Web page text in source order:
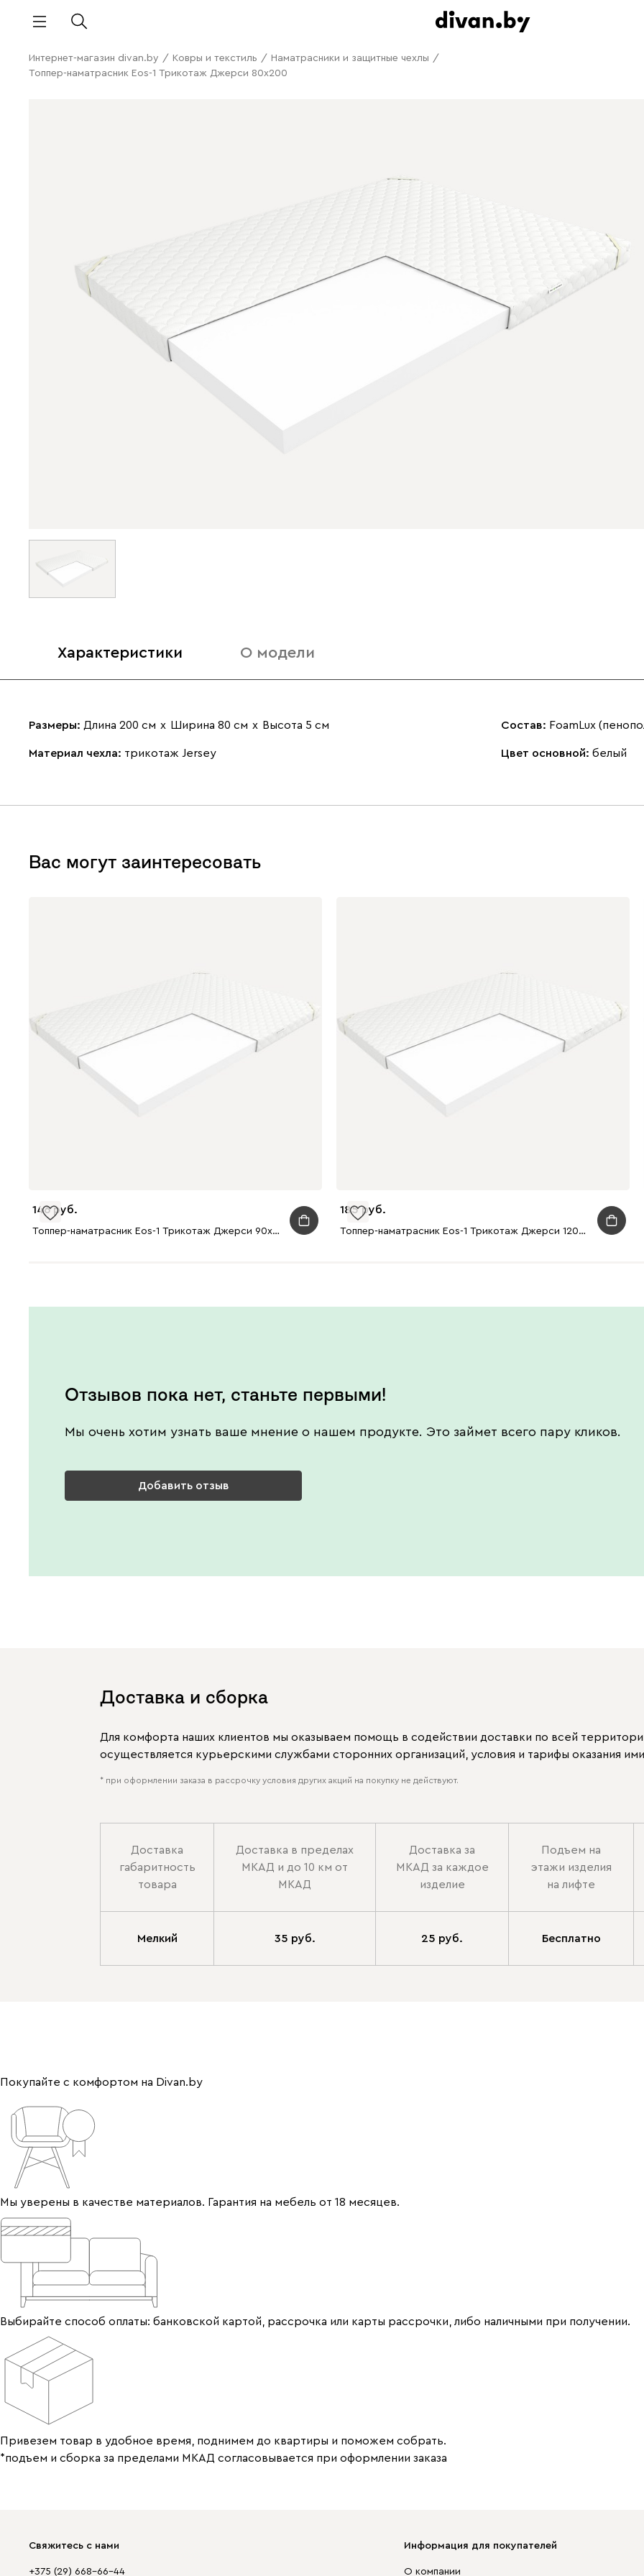
Интернет-магазин divan.by / Ковры и текстиль / Наматрасники и защитные чехлы /
Топпер-наматрасник Eos-1 Трикотаж Джерси 80x200
Характеристики О модели
Размеры: Длина 200 см х Ширина 80 см х Высота 5 см
Материал чехла: трикотаж Jersey
Состав: FoamLux
Цвет основной: белый
Вас могут заинтересовать
146
Топпер-наматрасник Eos-1 Трикотаж Джерси 90x200
185
Топпер-наматрасник Eos-1 Трикотаж Джерси 120x200
Отзывов пока нет, станьте первыми!
Мы очень хотим узнать ваше мнение о нашем продукте. Это займет всего пару кликов.
Добавить отзыв
Доставка и сборка
Для комфорта наших клиентов мы оказываем помощь в содействии доставки по всей
осуществляется курьерскими службами сторонних организаций, условия и тарифы оказания
* при оформлении заказа в рассрочку условия других акций на покупку не действуют.
Доставка
габаритность
товара
Доставка в пределах
МКАД и до 10 км от
МКАД
Доставка за
МКАД за каждое
изделие
Подъем на
этажи изделия
на лифте
Мелкий 35 руб. 25 руб. Бесплатно
Покупайте с комфортом на Divan.by
Мы уверены в качестве материалов. Гарантия на мебель от 18 месяцев.
Выбирайте способ оплаты: банковской картой, рассрочка или карты рассрочки, либо наличными при получении.
Привезем товар в удобное время, поднимем до квартиры и поможем собрать.
*подъем и сборка за пределами МКАД согласовывается при оформлении заказа
Свяжитесь с нами
+375 (29) 668-66-44
Информация для покупателей
О компании